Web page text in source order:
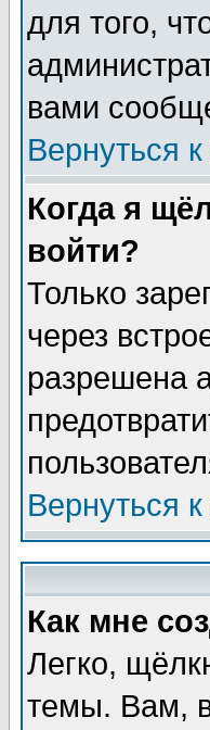
для того,
вами
Вернуться
Когда я
войти?
Только
через
разрешена
Вернуться
Как мне
Легко,
темы. Вам,